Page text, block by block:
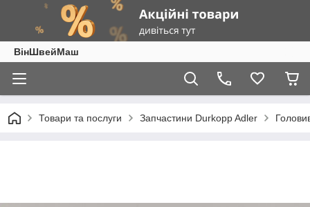
ВінШвейМаш
Товари та послуги Запчастини Durkopp Adler